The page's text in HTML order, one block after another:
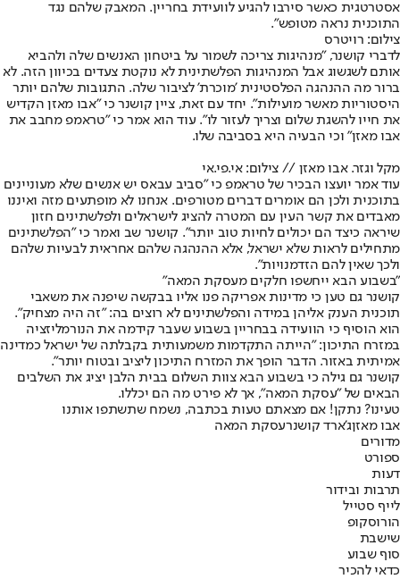
אסטרטגית כאשר סירבו להגיע לוועידת בחריין. המאבק שלהם נגד
התוכנית נראה מטופש".
צילום: רויטרס
לדברי קושנר, "מנהיגות צריכה לשמור על ביטחון האנשים שלה ולהביא
אותם לשגשוג אבל המנהיגות הפלשתינית לא נוקטת צעדים בכיוון הזה. לא
ברור מה ההנהגה הפלסטינית 'מוכרת' לציבור שלה. התגובות שלהם יותר
היסטוריות מאשר מועילות". יחד עם זאת, ציין קושנר כי "אבו מאזן הקדיש
את חייו להשגת שלום וצריך לעזור לו". עוד הוא אמר כי "טראמפ מחבב את
אבו מאזן" וכי הבעיה היא בסביבה שלו.
מקל וגזר. אבו מאזן // צילום: אי.פי.אי
עוד אמר יועצו הבכיר של טראמפ כי "סביב עבאס יש אנשים שלא מעוניינים
בתוכנית ולכן הם אומרים דברים מטורפים. אנחנו לא מופתעים מזה ואיננו
מאבדים את קשר העין עם המטרה להציג לישראלים ולפלשתינים חזון
שיראה כיצד הם יכולים לחיות טוב יותר". קושנר שב ואמר כי "הפלשתינים
מתחילים לראות שלא ישראל, אלא ההנהגה שלהם אחראית לבעיות שלהם
ולכך שאין להם הזדמנויות".
"בשבוע הבא ייחשפו חלקים מעסקת המאה"
קושנר גם טען כי מדינות אפריקה פנו אליו בבקשה שיפנה את משאבי
תוכנית הענק אליהן במידה והפלשתינים לא רוצים בה: "זה היה מצחיק".
הוא הוסיף כי הוועידה בבחריין בשבוע שעבר קידמה את הנורמליזציה
במזרח התיכון: "הייתה התקדמות משמעותית בקבלתה של ישראל כמדינה
אמיתית באזור. הדבר הופך את המזרח התיכון ליציב ובטוח יותר".
קושנר גם גילה כי בשבוע הבא צוות השלום בבית הלבן יציג את השלבים
הבאים של "עסקת המאה", אך לא פירט מה הם יכללו.
טעינו? נתקן! אם מצאתם טעות בכתבה, נשמח שתשתפו אותנו
אבו מאזןג'ארד קושנרעסקת המאה
מדורים
ספורט
דעות
תרבות ובידור
לייף סטייל
הורוסקופ
שישבת
סוף שבוע
כדאי להכיר